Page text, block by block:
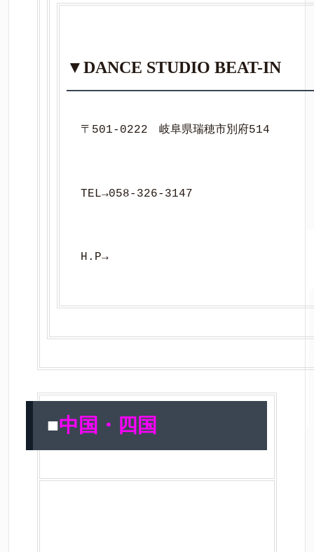
▼DANCE STUDIO BEAT-IN
〒501-0222　岐阜県瑞穂市別府514
TEL→058-326-3147
H.P→
■中国・四国